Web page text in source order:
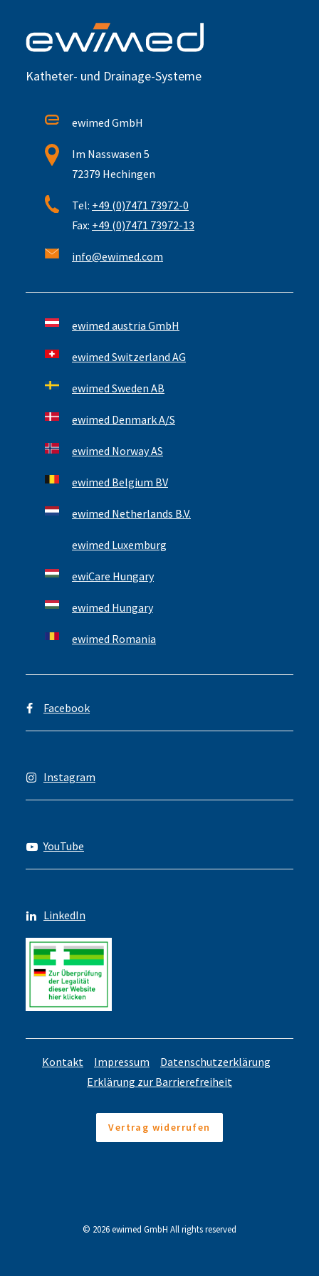
Katheter- und Drainage-Systeme
ewimed GmbH
Im Nasswasen 5
72379 Hechingen
Tel: +49 (0)7471 73972-0
Fax: +49 (0)7471 73972-13
info@ewimed.com
ewimed austria GmbH
ewimed Switzerland AG
ewimed Sweden AB
ewimed Denmark A/S
ewimed Norway AS
ewimed Belgium BV
ewimed Netherlands B.V.
ewimed Luxemburg
ewiCare Hungary
ewimed Hungary
ewimed Romania
Facebook
Instagram
YouTube
LinkedIn
Kontakt Impressum
Datenschutzerklärung
Erklärung zur Barrierefreiheit
Vertrag widerrufen
© 2026 ewimed GmbH All rights reserved